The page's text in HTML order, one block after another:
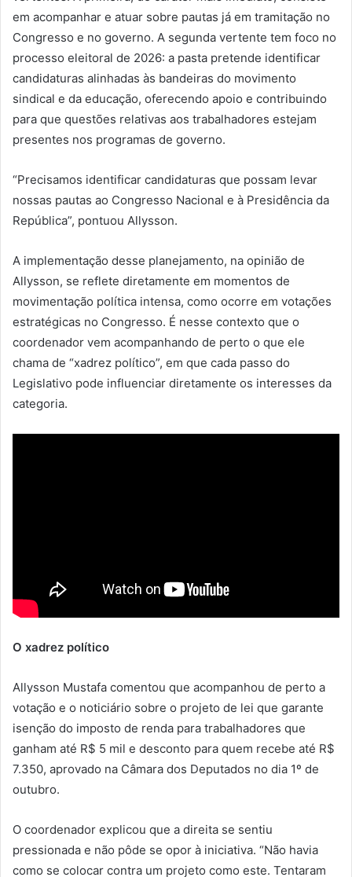
em acompanhar e atuar sobre pautas já em tramitação no
Congresso e no governo. A segunda vertente tem foco no
processo eleitoral de 2026: a pasta pretende identificar
candidaturas alinhadas às bandeiras do movimento
sindical e da educação, oferecendo apoio e contribuindo
para que questões relativas aos trabalhadores estejam
presentes nos programas de governo.
“Precisamos identificar candidaturas que possam levar
nossas pautas ao Congresso Nacional e à Presidência da
República”, pontuou Allysson.
A implementação desse planejamento, na opinião de
Allysson, se reflete diretamente em momentos de
movimentação política intensa, como ocorre em votações
estratégicas no Congresso. É nesse contexto que o
coordenador vem acompanhando de perto o que ele
chama de “xadrez político”, em que cada passo do
Legislativo pode influenciar diretamente os interesses da
categoria.
O xadrez político
Allysson Mustafa comentou que acompanhou de perto a
votação e o noticiário sobre o projeto de lei que garante
isenção do imposto de renda para trabalhadores que
ganham até R$ 5 mil e desconto para quem recebe até R$
7.350, aprovado na Câmara dos Deputados no dia 1º de
outubro.
O coordenador explicou que a direita se sentiu
pressionada e não pôde se opor à iniciativa. “Não havia
como se colocar contra um projeto como este. Tentaram